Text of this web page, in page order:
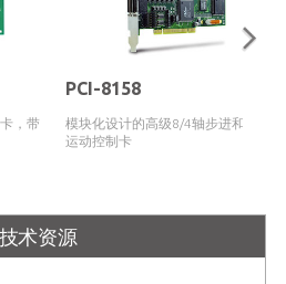
，带
PCI-8158
模块化设计的高级8/4轴步进和伺服
运动控制卡
技术资源